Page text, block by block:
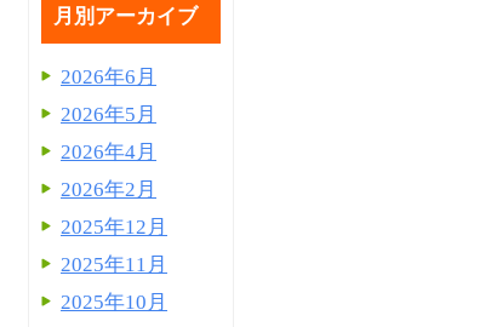
月別アーカイブ
2026年6月
2026年5月
2026年4月
2026年2月
2025年12月
2025年11月
2025年10月